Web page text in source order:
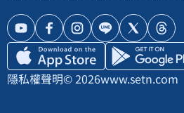
隱私權聲明© 2026www.setn.com